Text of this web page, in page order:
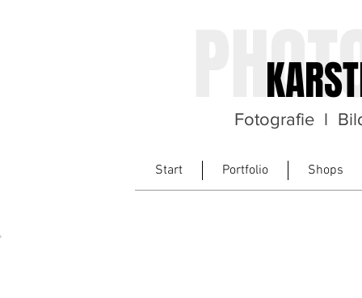
Fotografie l
Start Portfolio Shops